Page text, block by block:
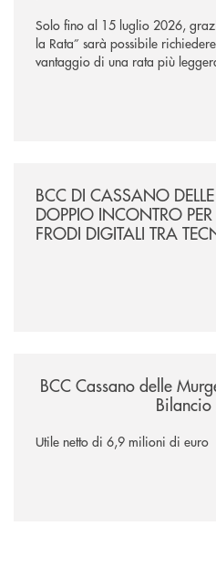
Solo fino al 15 luglio 2026,
la Rata” sarà possibile
vantaggio di una rata più
BCC DI CASSANO
DOPPIO INCONTRO PER
FRODI DIGITALI TRA
BCC Cassano delle
Utile netto di 6,9 milioni di euro